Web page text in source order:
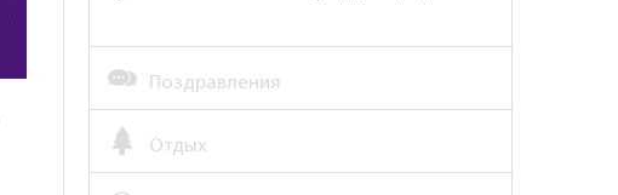
Поздравления
Отдых